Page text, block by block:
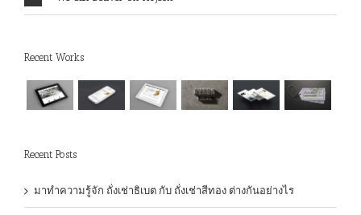
Recent Works
Recent Posts
มาทำความรู้จัก ถั่งเช่าธิเบต กับ ถั่งเช่าสีทอง ต่างกันอย่างไร